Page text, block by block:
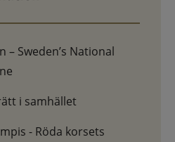
– Sweden’s National
i samhället
- Röda korsets